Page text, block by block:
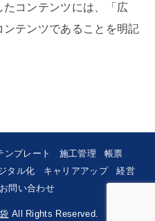
コンテンツには、「広
テンツであることを明記
ンプレート 施工管理
帳票
タル化 キャリアアップ
経営
お問い合わせ
All Rights Reserved.